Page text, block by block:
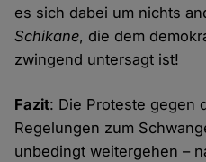
es sich dabei um nichts
Schikane, die dem
zwingend untersagt ist!
Fazit: Die Proteste gegen
Regelungen zum
unbedingt weitergehen –